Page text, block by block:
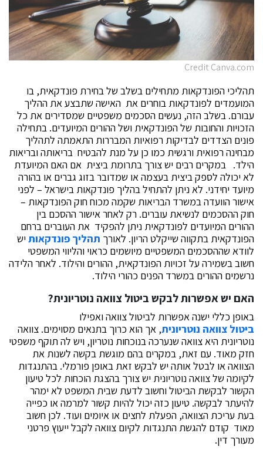
Credit Canva.com
תהליכי הפונדקאות מתחילים בשלב של בחירת פונדקאית, בו
המועמדים לפונדקאות בוחרים את האישה שתבצע את ההליך
עבורם. בשלב הזה, נעשים הסכמים משפטיים שמסדירים את כל
הזכויות והחובות של הפונדקאית ושל ההורים המיועדים. בתחילה
פונים הצדדים לבדיקות רפואיות המבררות התאמתה לתהליך
מבחינה רפואית ורגשית כמו כן על מנת להבטיח בריאותה ובריאות
הילד. במקרים רבים יש צורך בתרומת ביצית אם האם המיועדת
לא יכולה לספק ביצית בעצמה או שמדובר בזוג גברים או בהורה
מיועד יחידני. לא ניתן להתחיל בהליך פונדקאות בישראל – לפני
אישור הוועדה במשרד הבריאות שקמה מכוח חוק הפונדקאות –
חוק ההסכמים לנשיאת עוברים. רק לאחר אישור ההסכם בין
ההורים המיועדים לפונדקאית ניתן להפקיד את העוברים ברחם
הפונדקאית בתקווה שייקלט הריון. לאורך תהליך פונדקאותיש
לוודא שההסכמים המשפטיים מיושמים כראוי והליווי המשפטי
חשוב בשמירה על זכויות הפונדקאית, ההורים והילוד. לאחר הלידה
נרשמים ההורים במשרד הפנים כהורי הילוד.
האם יש אפשרות לבקש ביטול צוואה נוטריונית?
באופן כללי ישנה אפשרות לביטול צוואה ואפילו
ביטול צוואה נוטריונית, אך הוא כרוך בתנאים מסוימים. צוואה
נוטריונית היא צוואה שנערכה בנוכחות נוטריון, ויש לה תוקף משפטי
חזק מאוד. עם זאת, במקרים בהם מוגשת בקשה לשנות את
הצוואה או לבטל אותה יש לבקש זאת באופן פורמלי. בהתנגדות
לקיומה של צוואה נוטריונית יש צורך בהצגת הוכחות לכל טיעון
הקשור לבקשת הביטול וחשוב לדעת שבית המשפט לא ימהר
להיעתר לבקשה. טיעון כזה יכול להיות קשור למרמה או כפייה
בעת עריכת הצוואה, הפעלת לחצים או איומים ועוד. לכן חשוב
מאוד קודם להגשת התנגדות לקיום צוואה לקבל ייעוץ פרטני
מעורך דין.